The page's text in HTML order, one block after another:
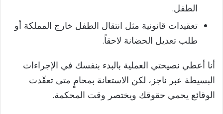
الطفل.
تعقيدات قانونية مثل انتقال الطفل خارج المملكة أو
طلب تعديل الحضانة لاحقاً.
أنا أعطي نصيحتي العملية بالبدء بنفسك في الإجراءات
البسيطة عبر ناجز، لكن الاستعانة بمحامٍ متى تعقّدت
الوقائع يحمي حقوقك ويختصر وقت المحكمة.